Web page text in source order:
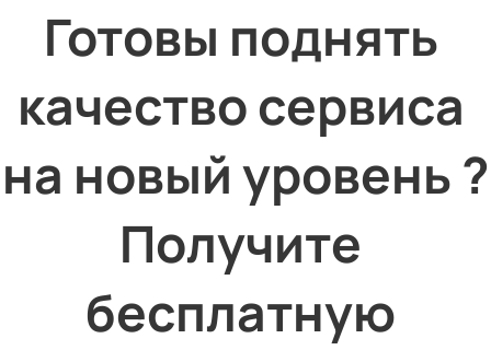
Готовы поднять
качество сервиса
на новый уровень ?
Получите
бесплатную